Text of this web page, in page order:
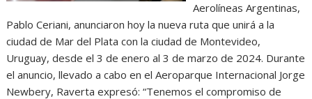
Aerolíneas Argentinas,
Pablo Ceriani, anunciaron hoy la nueva ruta que unirá a la
ciudad de Mar del Plata con la ciudad de Montevideo,
Uruguay, desde el 3 de enero al 3 de marzo de 2024. Durante
el anuncio, llevado a cabo en el Aeroparque Internacional Jorge
Newbery, Raverta expresó: “Tenemos el compromiso de